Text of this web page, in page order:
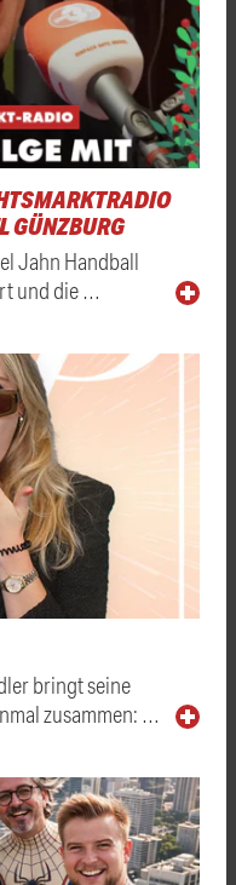
GÜNZBURG
Jahn Handball
und die …
bringt seine
zusammen: …